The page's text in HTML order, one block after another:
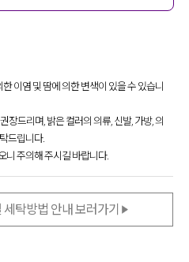
이염 및 땀에 의한 변색이 있을 수 있습니
장드리며, 밝은 컬러의 의류, 신발, 가방, 의
드립니다.
니 주의해 주시길 바랍니다.
탁방법 안내 보러가기